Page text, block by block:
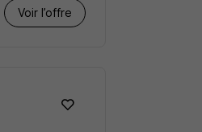
Voir l’offre